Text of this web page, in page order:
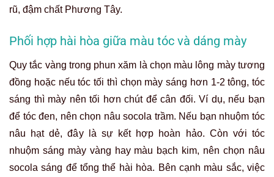
rũ, đậm chất Phương Tây.
Phối hợp hài hòa giữa màu tóc và dáng mày
Quy tắc vàng trong phun xăm là chọn màu lông mày tương
đồng hoặc nếutóc tối thì chọn mày sáng hơn 1-2 tông, tóc
sáng thì mày nên tối hơn chút để cân đối. Ví dụ, nếu bạn
để tóc đen, nên chọn nâu socola trầm. Nếu bạn nhuộm tóc
nâu hạt dẻ, đây là sự kết hợp hoàn hảo. Còn với tóc
nhuộm sáng mày vàng hay màu bạch kim, nên chọn nâu
socola sáng để tổng thể hài hòa. Bên cạnh màu sắc, việc